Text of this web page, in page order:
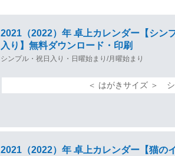
2021（2022）年 卓上カレンダー【シン
入り】無料ダウンロード・印刷
シンプル・祝日入り・日曜始まり/月曜始まり
＜ はがきサイズ ＞
2021（2022）年 卓上カレンダー【猫の